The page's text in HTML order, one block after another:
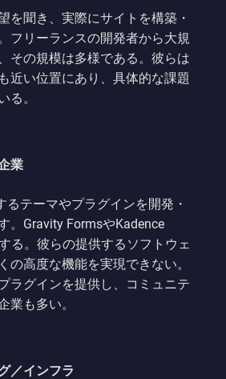
を聞き、実際にサイトを構築・
フリーランスの開発者から大規
その規模は多様である。彼らは
近い位置にあり、具体的な課題
る。
業
るテーマやプラグインを開発・
。Gravity FormsやKadence
る。彼らの提供するソフトウェ
の高度な機能を実現できない。
ラグインを提供し、コミュニテ
業も多い。
／インフラ